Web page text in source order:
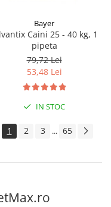
Bayer
Caini 25 - 40 kg, 1
pipeta
79,72 Lei
53,48 Lei
IN STOC
1 2 3 ... 65